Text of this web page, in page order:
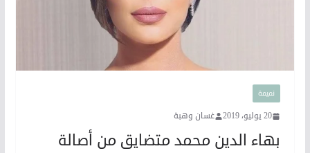
نميمة
20 يوليو، 2019 غسان وهبة
بهاء الدين محمد متضايق من أصالة